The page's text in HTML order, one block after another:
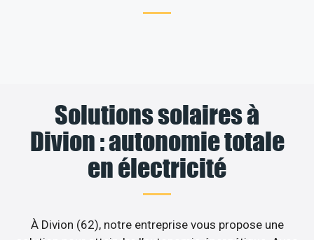
Solutions solaires à
Divion : autonomie totale
en électricité
À Divion (62), notre entreprise vous propose une